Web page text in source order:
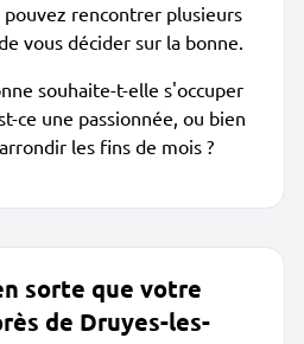
pouvez rencontrer plusieurs
vous décider sur la bonne.
souhaite-t-elle s'occuper
ce une passionnée, ou bien
les fins de mois ?
sorte que votre
de Druyes-les-